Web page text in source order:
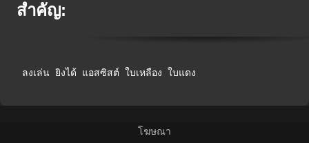
สำคัญ:
ลงเล่น ยิงได้ แอสซิสต์ ใบเหลือง ใบแดง